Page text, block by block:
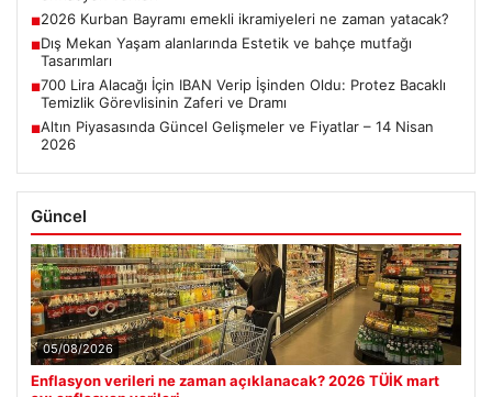
■2026 Kurban Bayramı emekli ikramiyeleri ne zaman yatacak?
■Dış Mekan Yaşam alanlarında Estetik ve bahçe mutfağı
Tasarımları
■700 Lira Alacağı İçin IBAN Verip İşinden Oldu: Protez Bacaklı
Temizlik Görevlisinin Zaferi ve Dramı
■Altın Piyasasında Güncel Gelişmeler ve Fiyatlar – 14 Nisan
2026
Güncel
05/08/2026
Enflasyon verileri ne zaman açıklanacak? 2026 TÜİK mart